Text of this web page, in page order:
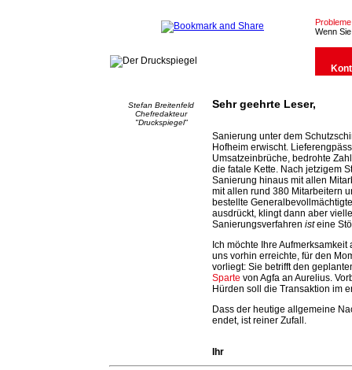
Wenn
Stefan Breitenfeld
Chefredakteur
"Druckspiegel"
Sehr geehrte Leser,
Sanierung unter dem
Hofheim erwischt.
Umsatzeinbrüche, bedrohte
die fatale Kette. Nach jetzigem
Sanierung hinaus mit allen
mit allen rund 380 Mitarbeitern
bestellte
ausdrückt, klingt dann aber
Sanierungsverfahren isteine
Ich möchte Ihre
uns vorhin erreichte, für den
vorliegt: Sie betrifft den
Sparte von Agfa an Aurelius.
Hürden soll die Transaktion im
Dass der heutige allgemeine
endet, ist reiner Zufall.
Ihr